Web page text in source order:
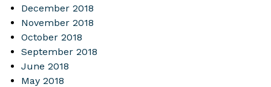
December 2018
November 2018
October 2018
September 2018
June 2018
May 2018